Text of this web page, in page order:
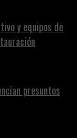
y equipos de
presuntos